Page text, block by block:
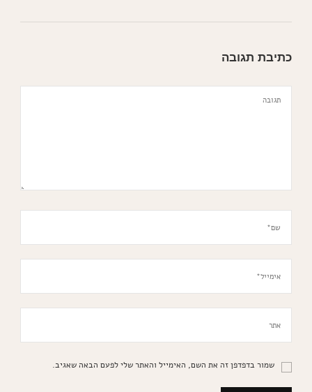
כתיבת תגובה
שמור בדפדפן זה את השם, האימייל והאתר שלי לפעם הבאה שאגיב.